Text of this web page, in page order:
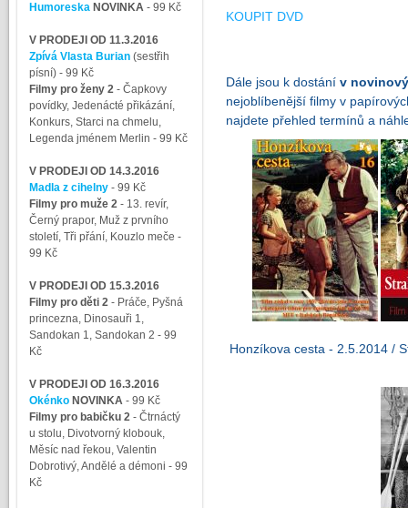
HumoreskaNOVINKA - 99 Kč
V PRODEJI OD 11.3.2016
Zpívá Vlasta Burian (sestřih
písní) - 99 Kč
Filmy pro ženy 2- Čapkovy
povídky, Jedenácté přikázání,
Konkurs, Starci na chmelu,
Legenda jménem Merlin - 99 Kč
V PRODEJI OD 14.3.2016
Madla z cihelny - 99 Kč
Filmy pro muže 2- 13. revír,
Černý prapor, Muž z prvního
století, Tři přání, Kouzlo meče -
99 Kč
V PRODEJI OD 15.3.2016
Filmy pro děti 2- Práče, Pyšná
princezna, Dinosauři 1,
Sandokan 1, Sandokan 2 - 99
Kč
V PRODEJI OD 16.3.2016
Okénko NOVINKA - 99 Kč
Filmy pro babičku 2- Čtrnáctý
u stolu, Divotvorný klobouk,
Měsíc nad řekou, Valentin
Dobrotivý, Andělé a démoni - 99
Kč
KOUPIT DVD
Dále jsou k dostánív
nejoblíbenější filmy v
najdete přehled termínů a
Honzíkova cesta - 2.5.2014 /